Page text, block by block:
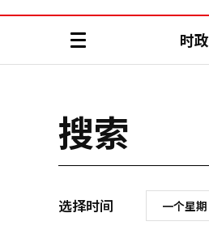
时政
搜索
选择时间 一个星期